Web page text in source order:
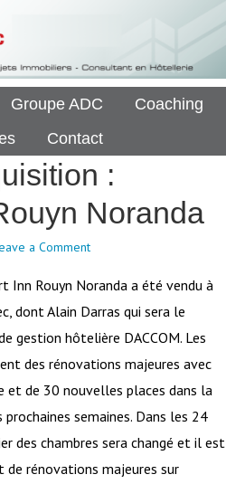
Groupe ADC
Coaching
Contact
:
Noranda
a Comment
Inn Rouyn Noranda a été vendu à
dont Alain Darras qui sera le
gestion hôtelière DACCOM. Les
des rénovations majeures avec
et de 30 nouvelles places dans la
semaines. Dans les 24
des chambres sera changé et il est
de rénovations majeures sur